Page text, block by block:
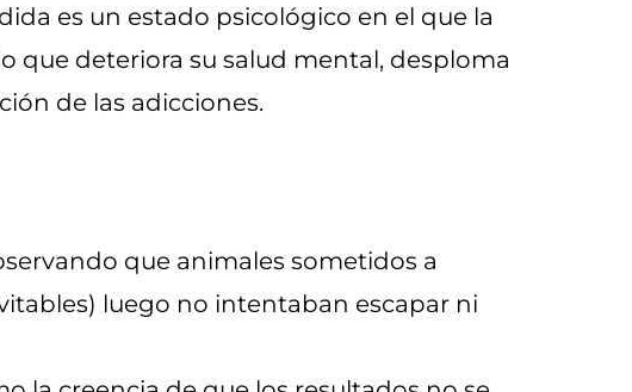
es un estado psicológico en el que la
que deteriora su salud mental, desploma
de las adicciones.
que animales sometidos a
luego no intentaban escapar ni